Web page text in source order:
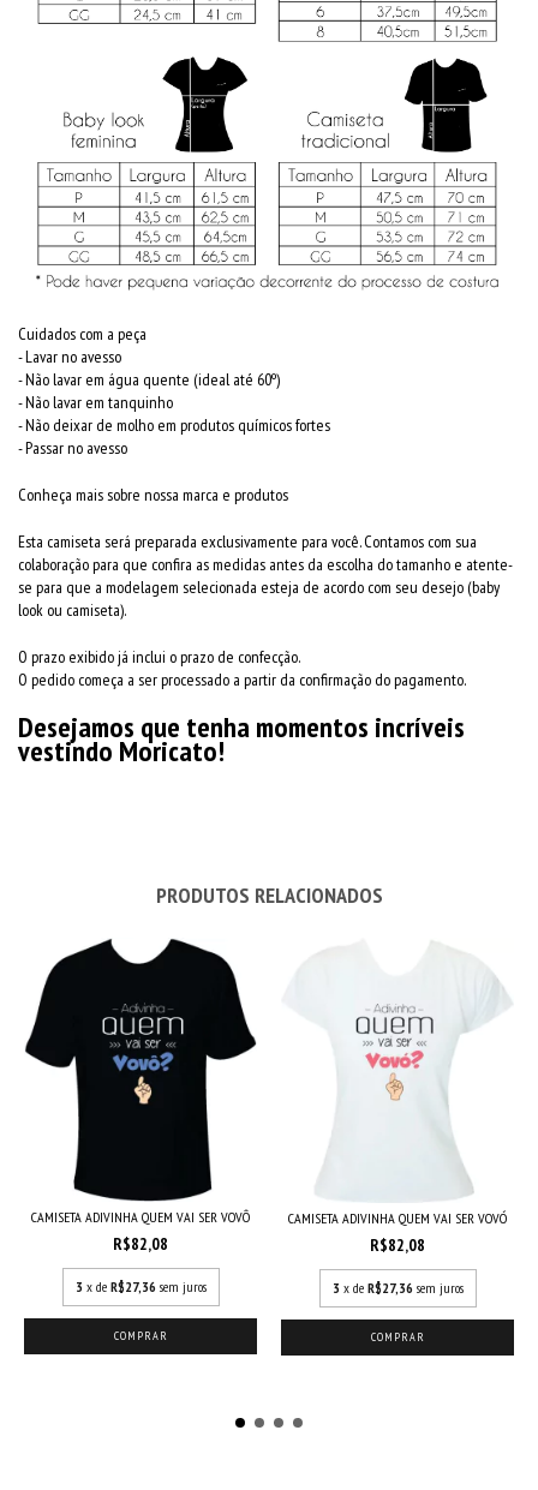
Cuidados com a peça
- Lavar no avesso
- Não lavar em água quente (ideal até 60º)
- Não lavar em tanquinho
- Não deixar de molho em produtos químicos fortes
- Passar no avesso
Conheça mais sobre nossa marca e produtos
Esta camiseta será preparada exclusivamente para você. Contamos com sua
colaboração para que confira as medidas antes da escolha do tamanho e atente-
se para que a modelagem selecionada esteja de acordo com seu desejo (baby
look ou camiseta).
O prazo exibido já inclui o prazo de confecção.
O pedido começa a ser processado a partir da confirmação do pagamento.
Desejamos que tenha momentos incríveis
vestindo Moricato!
PRODUTOS RELACIONADOS
CAMISETA ADIVINHA QUEM VAI SER VOVÔ
R$82,08
3 x de R$27,36 sem juros
COMPRAR
CAMISETA ADIVINHA QUEM VAI SER VOVÓ
R$82,08
3 x de R$27,36 sem juros
COMPRAR